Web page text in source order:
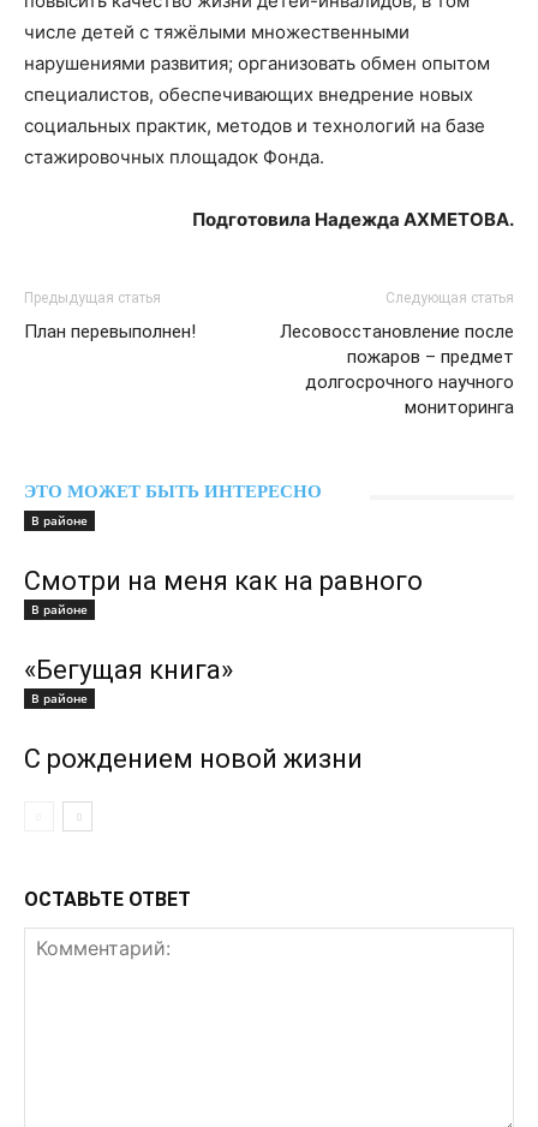
числе детей с тяжёлыми множественными
нарушениями развития; организовать обмен опытом
специалистов, обеспечивающих внедрение новых
социальных практик, методов и технологий на базе
стажировочных площадок Фонда.
Подготовила Надежда АХМЕТОВА.
Предыдущая статья
План перевыполнен!
Следующая статья
Лесовосстановление после
пожаров – предмет
долгосрочного научного
мониторинга
ЭТО МОЖЕТ БЫТЬ ИНТЕРЕСНО
В районе
Смотри на меня как на равного
В районе
«Бегущая книга»
В районе
С рождением новой жизни
ОСТАВЬТЕ ОТВЕТ